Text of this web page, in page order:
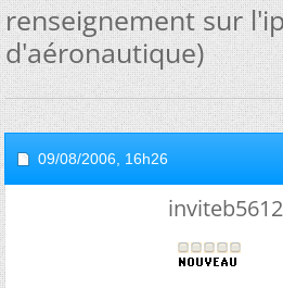
renseignement sur
d'aéronautique)
09/08/2006, 16h26